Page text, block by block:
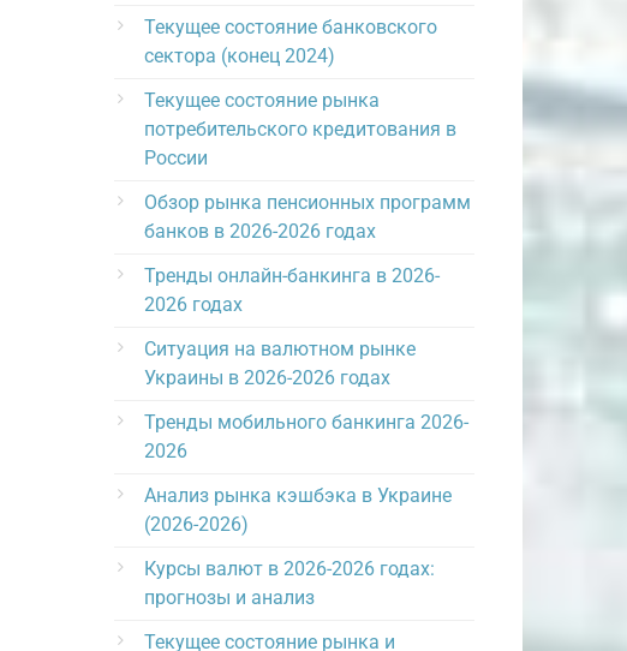
Текущее состояние банковского
сектора (конец 2024)
Текущее состояние рынка
потребительского кредитования в
России
Обзор рынка пенсионных программ
банков в 2026-2026 годах
Тренды онлайн-банкинга в 2026-
2026 годах
Ситуация на валютном рынке
Украины в 2026-2026 годах
Тренды мобильного банкинга 2026-
2026
Анализ рынка кэшбэка в Украине
(2026-2026)
Курсы валют в 2026-2026 годах:
прогнозы и анализ
Текущее состояние рынка и